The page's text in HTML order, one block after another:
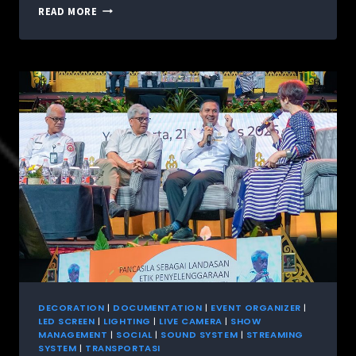
READ MORE
DECORATION | DOCUMENTATION | EVENT ORGANIZER |
LED SCREEN | LIGHTING | LIVE CAMERA | SHOW
MANAGEMENT | SOCIAL| SOUND SYSTEM | STREAMING
SYSTEM | TRANSPORTASI